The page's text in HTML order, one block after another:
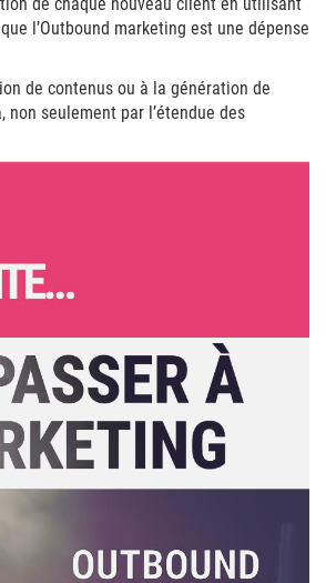
l’Outbound marketing est une dépense
de contenus ou à la génération de
seulement par l’étendue des